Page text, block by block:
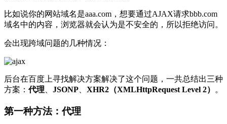
比如说你的网站域名是aaa.com，想要通过AJAX请求bbb.com
域名中的内容，浏览器就会认为是不安全的，所以拒绝访问。
会出现跨域问题的几种情况：
后台在百度上寻找解决方案解决了这个问题，一共总结出三种
方案：代理 JSONP XHR2（XMLHttpRequest Level 2） 。
第一种方法：代理